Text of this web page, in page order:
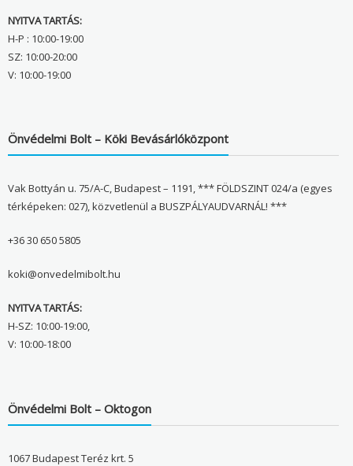
NYITVA TARTÁS:
H-P : 10:00-19:00
SZ: 10:00-20:00
V: 10:00-19:00
Önvédelmi Bolt – Köki Bevásárlóközpont
Vak Bottyán u. 75/A-C, Budapest – 1191, *** FÖLDSZINT 024/a (egyes
térképeken: 027), közvetlenül a BUSZPÁLYAUDVARNÁL! ***
+36 30 650 5805
koki@onvedelmibolt.hu
NYITVA TARTÁS:
H-SZ: 10:00-19:00,
V: 10:00-18:00
Önvédelmi Bolt – Oktogon
1067 Budapest Teréz krt. 5